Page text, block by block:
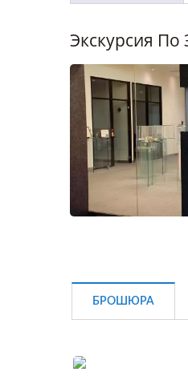
Экскурсия По
БРОШЮРА